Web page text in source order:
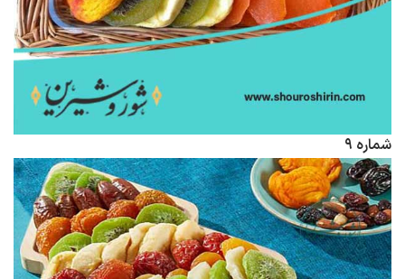
شماره ۹